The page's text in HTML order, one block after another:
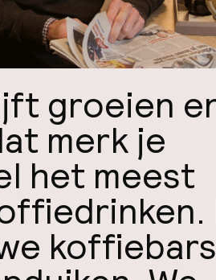
groeien
merk je
het meest
koffiebars